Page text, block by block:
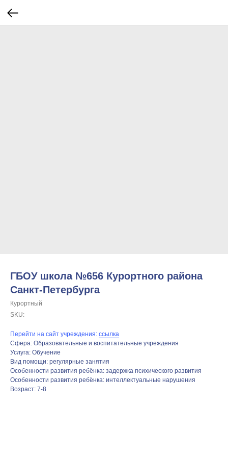
ГБОУ школа №656 Курортного района
Санкт-Петербурга
Курортный
SKU:
Перейти на сайт учреждения: ссылка
Сфера: Образовательные и воспитательные учреждения
Услуга: Обучение
Вид помощи: регулярные занятия
Особенности развития ребёнка: задержка психического развития
Особенности развития ребёнка: интеллектуальные нарушения
Возраст: 7-8